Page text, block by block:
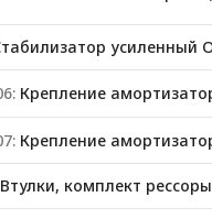
усиленный Old Man Emu OMESTAB9
Крепление амортизатора
Крепление амортизатора
комплект рессоры